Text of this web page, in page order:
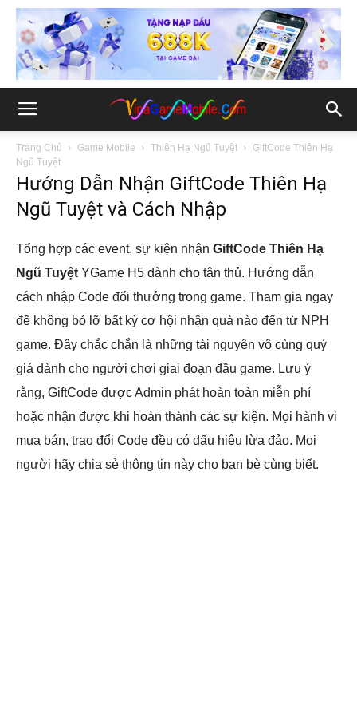
Trang Chủ Game Mobile Thiên Hạ Ngũ Tuyệt
GiftCode Thiên Hạ
Ngũ Tuyệt
Hướng Dẫn Nhận GiftCode Thiên Hạ
Ngũ Tuyệt và Cách Nhập
Tổng hợp các event, sự kiện nhận GiftCode Thiên Hạ
Ngũ Tuyệt YGame H5 dành cho tân thủ. Hướng dẫn
cách nhập Code đổi thưởng trong game. Tham gia ngay
để không bỏ lỡ bất kỳ cơ hội nhận quà nào đến từ NPH
game. Đây chắc chắn là những tài nguyên vô cùng quý
giá dành cho người chơi giai đoạn đầu game. Lưu ý
rằng, GiftCode được Admin phát hoàn toàn miễn phí
hoặc nhận được khi hoàn thành các sự kiện. Mọi hành vi
mua bán, trao đổi Code đều có dấu hiệu lừa đảo. Mọi
người hãy chia sẻ thông tin này cho bạn bè cùng biết.